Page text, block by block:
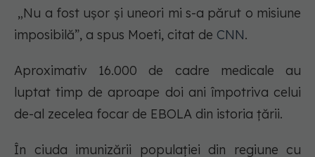
„Nu a fost ușor și uneori mi s-a părut o misiune
imposibilă”, a spus Moeti, citat de CNN.
Aproximativ 16.000 de cadre medicale au
luptat timp de aproape doi ani împotriva celui
de-al zecelea focar de EBOLA din istoria țării.
În ciuda imunizării populației din regiune cu